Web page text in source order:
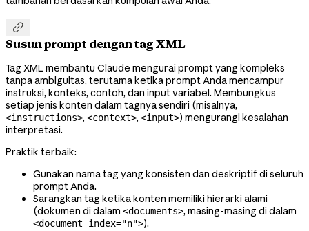

Susun prompt dengan tag XML
Tag XML membantu Claude mengurai prompt yang kompleks
tanpa ambiguitas, terutama ketika prompt Anda mencampur
instruksi, konteks, contoh, dan input variabel. Membungkus
setiap jenis konten dalam tagnya sendiri (misalnya,
<instructions>, <context>, <input>) mengurangi kesalahan
interpretasi.
Praktik terbaik:
Gunakan nama tag yang konsisten dan deskriptif di seluruh
prompt Anda.
Sarangkan tag ketika konten memiliki hierarki alami
(dokumen di dalam <documents>, masing-masing di dalam
<document index="n">).